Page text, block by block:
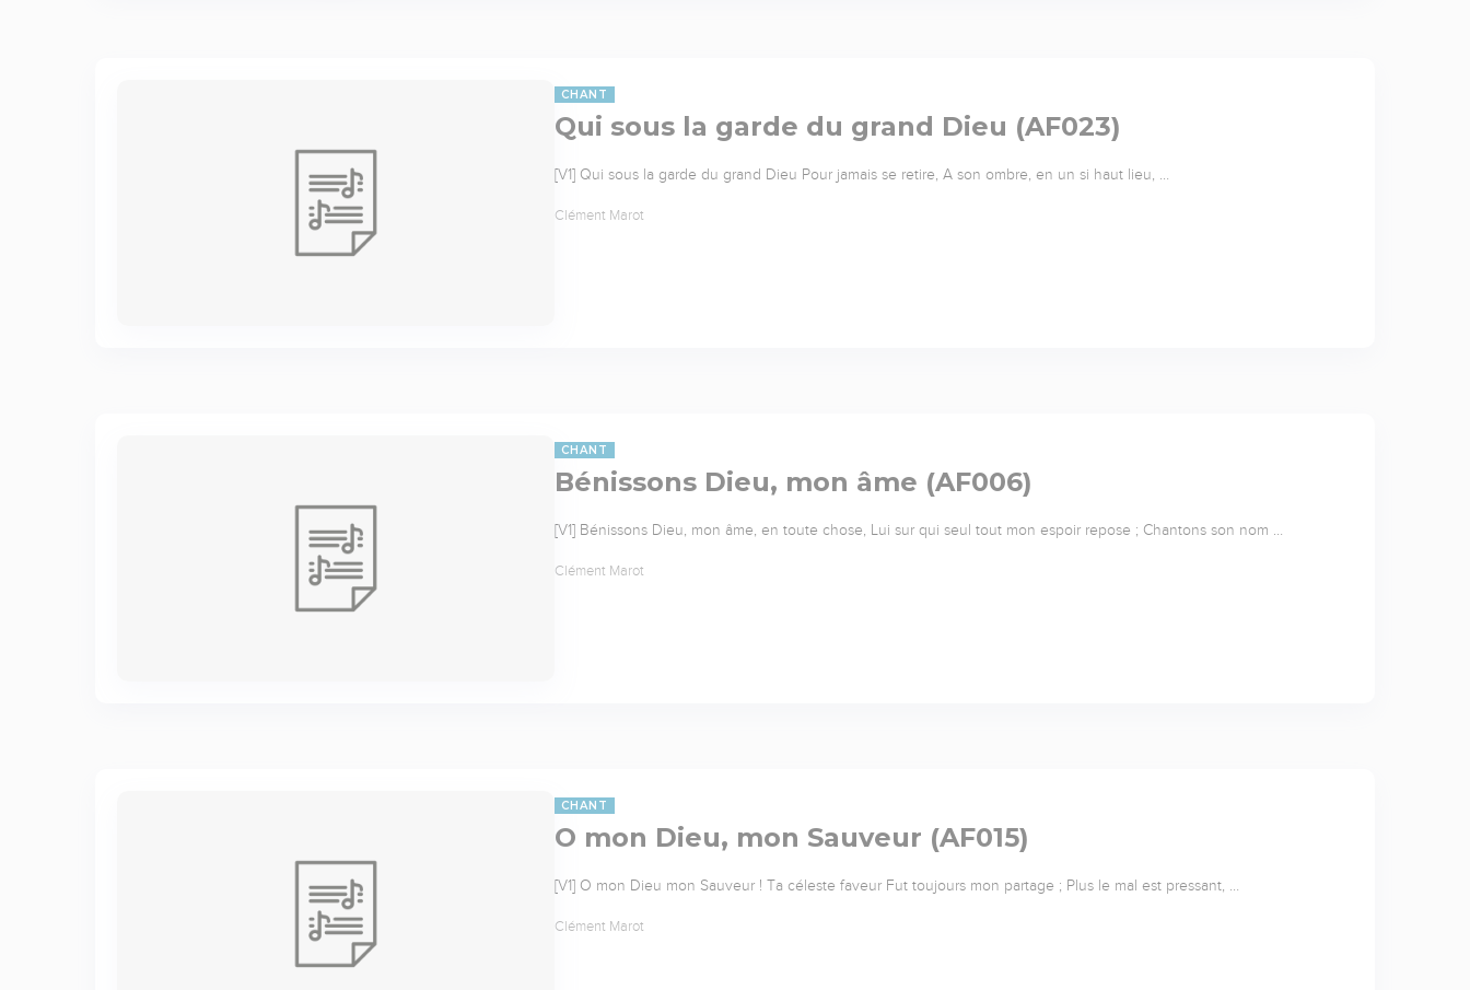
CHANT
Qui sous la garde du grand Dieu (AF023)
[V1] Qui sous la garde du grand Dieu Pour jamais se retire, A son ombre, en un si haut lieu, …
Clément Marot
CHANT
Bénissons Dieu, mon âme (AF006)
[V1] Bénissons Dieu, mon âme, en toute chose, Lui sur qui seul tout mon espoir repose ; Chantons son nom …
Clément Marot
CHANT
O mon Dieu, mon Sauveur (AF015)
[V1] O mon Dieu mon Sauveur ! Ta céleste faveur Fut toujours mon partage ; Plus le mal est pressant, …
Clément Marot